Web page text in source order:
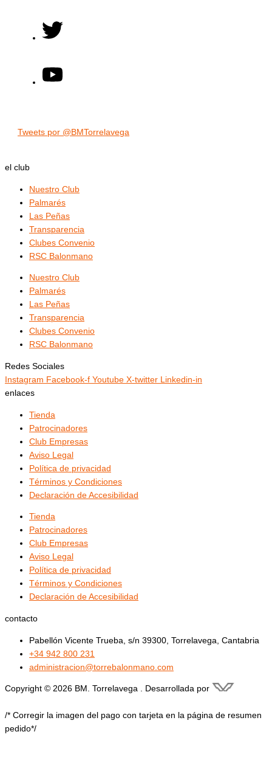
Tweets por @BMTorrelavega
el club
Nuestro Club
Palmarés
Las Peñas
Transparencia
Clubes Convenio
RSC Balonmano
Nuestro Club
Palmarés
Las Peñas
Transparencia
Clubes Convenio
RSC Balonmano
Redes Sociales
Instagram Facebook-f Youtube X-twitter
Linkedin-in
enlaces
Tienda
Patrocinadores
Club Empresas
Aviso Legal
Política de privacidad
Términos y Condiciones
Declaración de Accesibilidad
Tienda
Patrocinadores
Club Empresas
Aviso Legal
Política de privacidad
Términos y Condiciones
Declaración de Accesibilidad
contacto
Pabellón Vicente Trueba, s/n 39300, Torrelavega, Cantabria
+34 942 800 231
administracion@torrebalonmano.com
Copyright © 2026 BM. Torrelavega . Desarrollada por
/* Corregir la imagen del pago con tarjeta en la página de resumen
pedido*/